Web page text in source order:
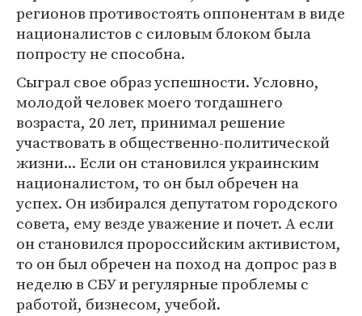
регионов противостоять оппонентам в виде
националистов с силовым блоком была
попросту не способна.
Сыграл свое образ успешности. Условно,
молодой человек моего тогдашнего
возраста, 20 лет, принимал решение
участвовать в общественно-политической
жизни... Если он становился украинским
националистом, то он был обречен на
успех. Он избирался депутатом городского
совета, ему везде уважение и почет. А если
он становился пророссийским активистом,
то он был обречен на поход на допрос раз в
неделю в СБУ и регулярные проблемы с
работой, бизнесом, учебой.